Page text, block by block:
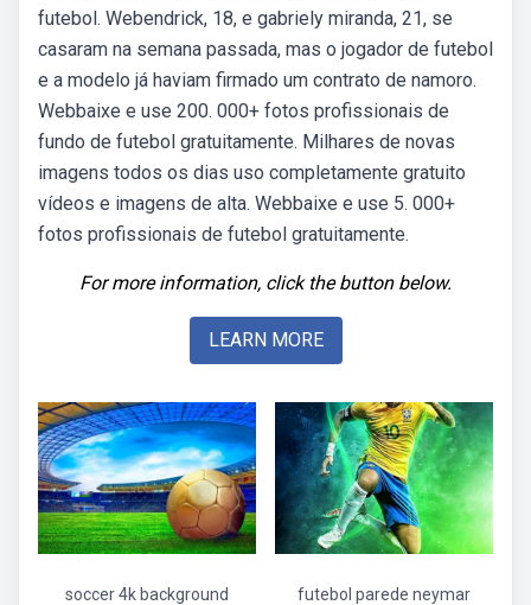
futebol. Webendrick, 18, e gabriely miranda, 21, se
casaram na semana passada, mas o jogador de futebol
e a modelo já haviam firmado um contrato de namoro.
Webbaixe e use 200. 000+ fotos profissionais de
fundo de futebol gratuitamente. Milhares de novas
imagens todos os dias uso completamente gratuito
vídeos e imagens de alta. Webbaixe e use 5. 000+
fotos profissionais de futebol gratuitamente.
For more information, click the button below.
LEARN MORE
soccer 4k background
futebol parede neymar